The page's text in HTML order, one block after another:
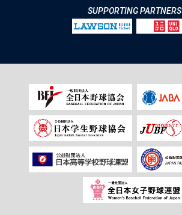
SUPPORTING PARTNERS